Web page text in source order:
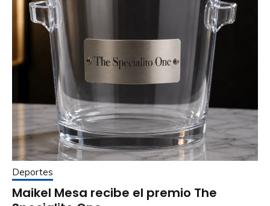
Deportes
Maikel Mesa recibe el premio The